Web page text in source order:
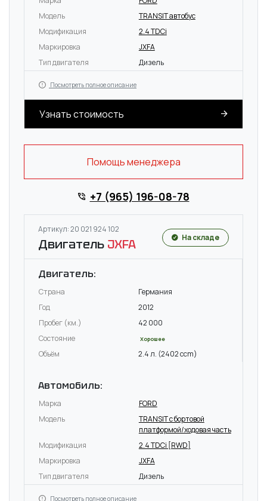
Модель
TRANSIT автобус
Модификация
2.4 TDCi
Маркировка
JXFA
Тип двигателя
Дизель
Посмотреть полное описание
Узнать стоимость
Помощь менеджера
+7 (965) 196-08-78
Артикул: 20 021 924 102
Двигатель JXFA На складе
Двигатель:
Страна
Германия
Год
2012
Пробег (км.)
42 000
Состояние
Хорошее
Объём 2.4 л. (2402 ccm)
Автомобиль:
Марка
FORD
Модель
TRANSIT c бортовой
платформой/ходовая часть
Модификация
2.4 TDCi [RWD]
Маркировка
JXFA
Тип двигателя
Дизель
Посмотреть полное описание